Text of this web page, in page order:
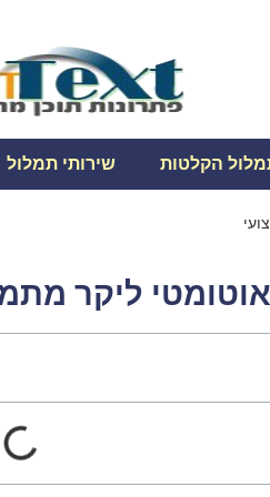
הקלטות שירותי תמלול